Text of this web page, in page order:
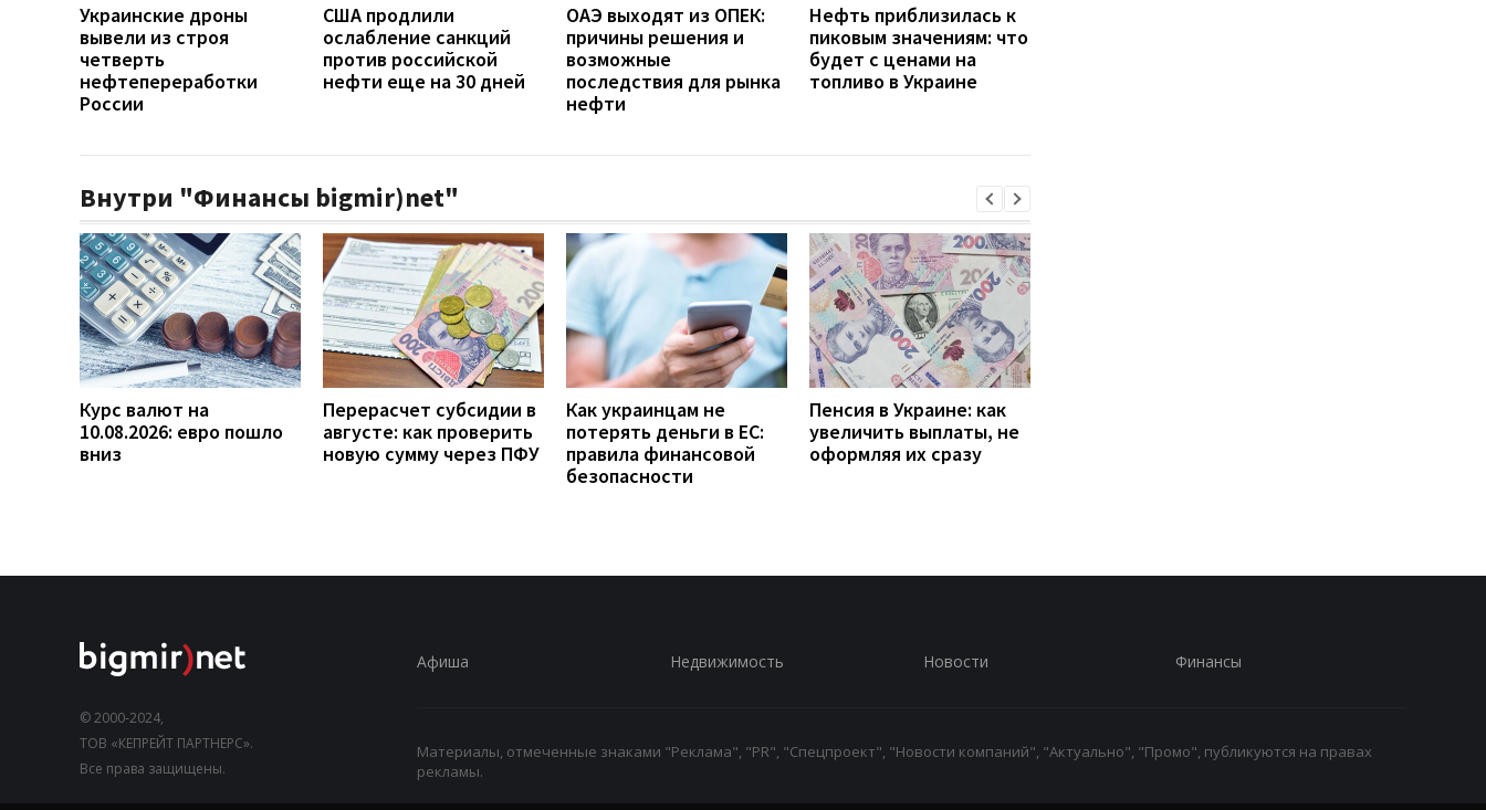
Украинские дроны
вывели из строя
четверть
нефтепереработки
России
США продлили
ослабление санкций
против российской
нефти еще на 30 дней
ОАЭ выходят из ОПЕК:
причины решения и
возможные
последствия для рынка
нефти
Нефть приблизилась к
пиковым значениям: что
будет с ценами на
топливо в Украине
Внутри "Финансы bigmir)net"
Курс валют на
10.08.2026: евро пошло
вниз
Перерасчет субсидии в
августе: как проверить
новую сумму через ПФУ
Как украинцам не
потерять деньги в ЕС:
правила финансовой
безопасности
Пенсия в Украине: как
увеличить выплаты, не
оформляя их сразу
© 2000-2024,
ТОВ «КЕПРЕЙТ ПАРТНЕРС».
Все права защищены.
Афиша Недвижимость Новости Финансы
Материалы, отмеченные знаками "Реклама", "PR", "Спецпроект", "Новости компаний", "Актуально", "Промо", публикуются на правах
рекламы.